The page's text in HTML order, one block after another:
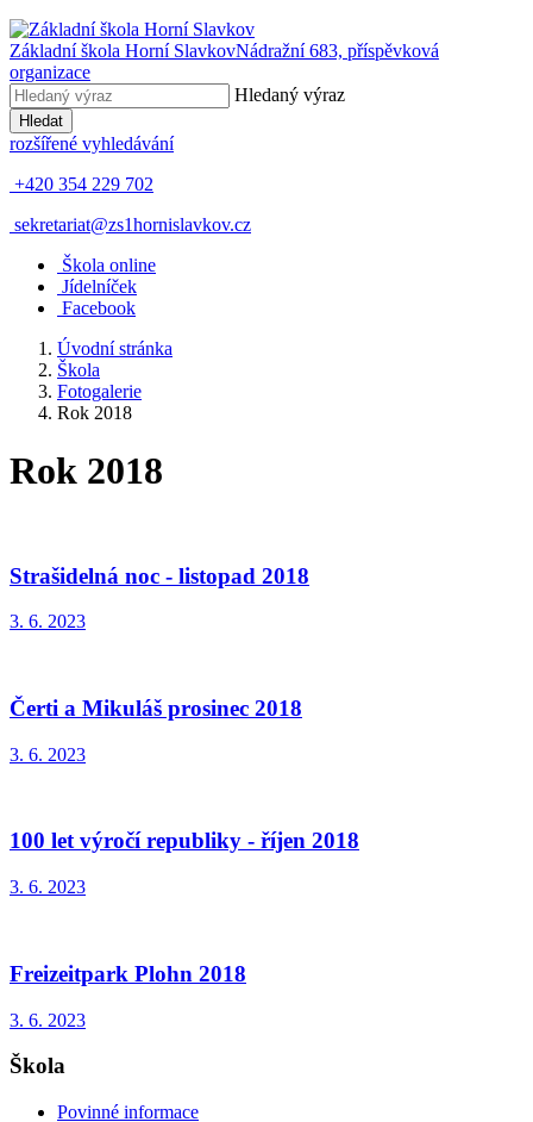
Základní škola Horní SlavkovNádražní 683, příspěvková
organizace
Hledaný výraz
Hledat
rozšířené vyhledávání
+420 354 229 702
sekretariat@zs1hornislavkov.cz
Škola online
Jídelníček
Facebook
Úvodní stránka
Škola
Fotogalerie
Rok 2018
Rok 2018
Strašidelná noc - listopad 2018
3. 6. 2023
Čerti a Mikuláš prosinec 2018
3. 6. 2023
100 let výročí republiky - říjen 2018
3. 6. 2023
Freizeitpark Plohn 2018
3. 6. 2023
Škola
Povinné informace